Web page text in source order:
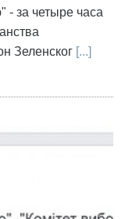
- за четыре часа
Зеленског [...]